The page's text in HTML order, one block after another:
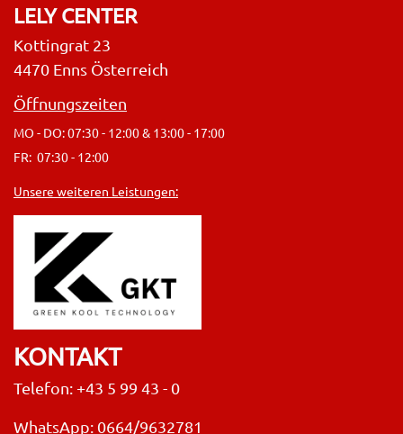
LELY CENTER
Kottingrat 23
4470 Enns Österreich
Öffnungszeiten
MO - DO: 07:30 - 12:00 & 13:00 - 17:00
FR: 07:30 - 12:00
Unsere weiteren Leistungen:
KONTAKT
Telefon: +43 5 99 43 - 0
WhatsApp: 0664/9632781